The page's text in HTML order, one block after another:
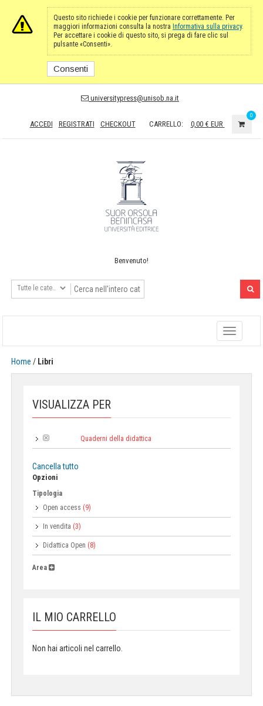
Questo sito richiede i cookie per funzionare correttamente. Per
maggiori informazioni consulta la nostra Informativa sulla privacy.
Per accettare i cookie di questo sito, si prega di fare clic sul
pulsante «Consenti».
Consenti
universitypress@unisob.na.it
ACCEDI REGISTRATI CHECKOUT CARRELLO: 0,00 € EUR
0
Benvenuto!
Toggle
navigation
Home / Libri
VISUALIZZA PER
Quaderni della didattica
Cancella tutto
Opzioni
Tipologia
Open access (9)
In vendita (3)
Didattica Open (8)
Area
IL MIO CARRELLO
Non hai articoli nel carrello.